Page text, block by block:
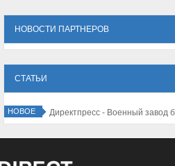
НОВОСТИ ПАРТНЕРОВ
СТАТЬИ
НОВОЕ перестреляли друг друга в